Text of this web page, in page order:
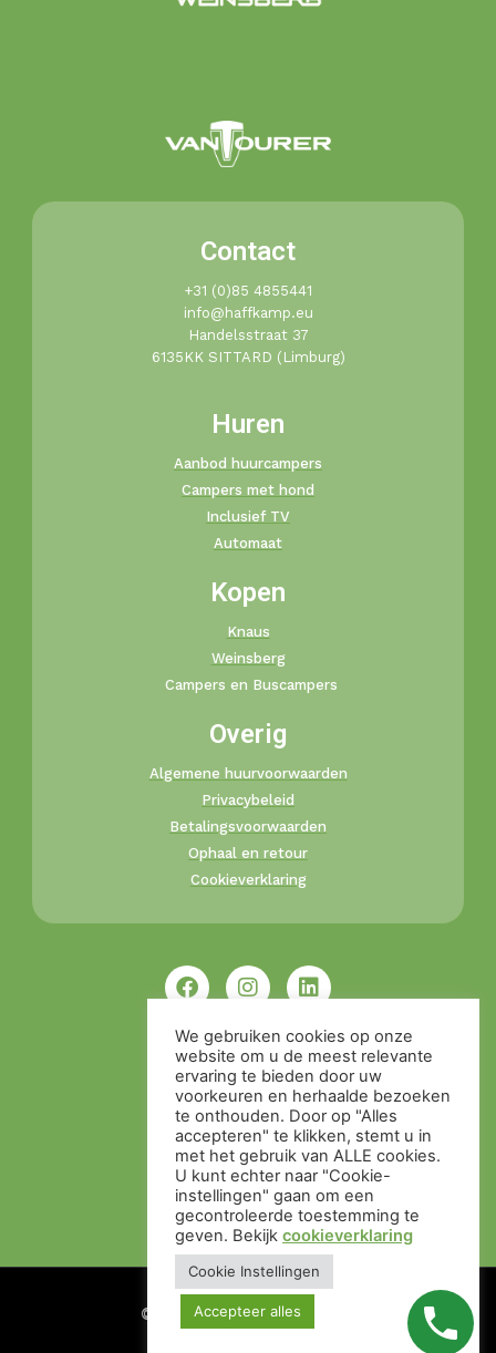
Contact
+31 (0)85 4855441​
info@haffkamp.eu​
Handelsstraat 37
6135KK SITTARD (Limburg)
Huren
Aanbod huurcampers
Campers met hond
Inclusief TV
Automaat
Kopen
Knaus
Weinsberg
Campers en Buscampers
Overig
Algemene huurvoorwaarden
Privacybeleid
Betalingsvoorwaarden
Ophaal en retour
Cookieverklaring
© Alle rechten voorbehouden
We gebruiken cookies op onze
website om u de meest relevante
ervaring te bieden door uw
voorkeuren en herhaalde bezoeken
te onthouden. Door op "Alles
accepteren" te klikken, stemt u in
met het gebruik van ALLE cookies.
U kunt echter naar "Cookie-
instellingen" gaan om een ​​
gecontroleerde toestemming te
geven. Bekijk cookieverklaring
Cookie Instellingen
Accepteer alles